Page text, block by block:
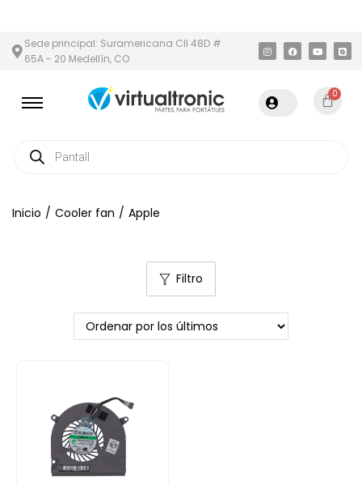
Sede principal: Suramericana Cll 48D #
65A - 20 Medellín, CO
0
Inicio / Cooler fan / Apple
Filtro